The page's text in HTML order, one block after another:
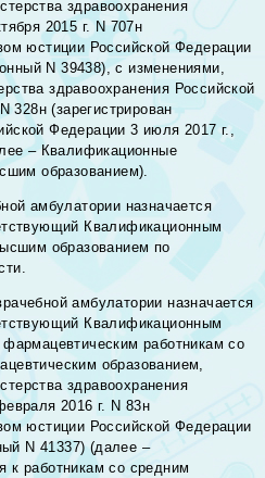
здравоохранения
2015 г. N 707н
юстиции Российской Федерации
N 39438), с изменениями,
здравоохранения Российской
328н (зарегистрирован
Федерации 3 июля 2017 г.,
– Квалификационные
образованием).
амбулатории назначается
Квалификационным
образованием по
амбулатории назначается
Квалификационным
работникам со
образованием,
здравоохранения
2016 г. N 83н
юстиции Российской Федерации
N 41337) (далее –
к работникам со средним